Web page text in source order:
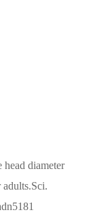
diameter